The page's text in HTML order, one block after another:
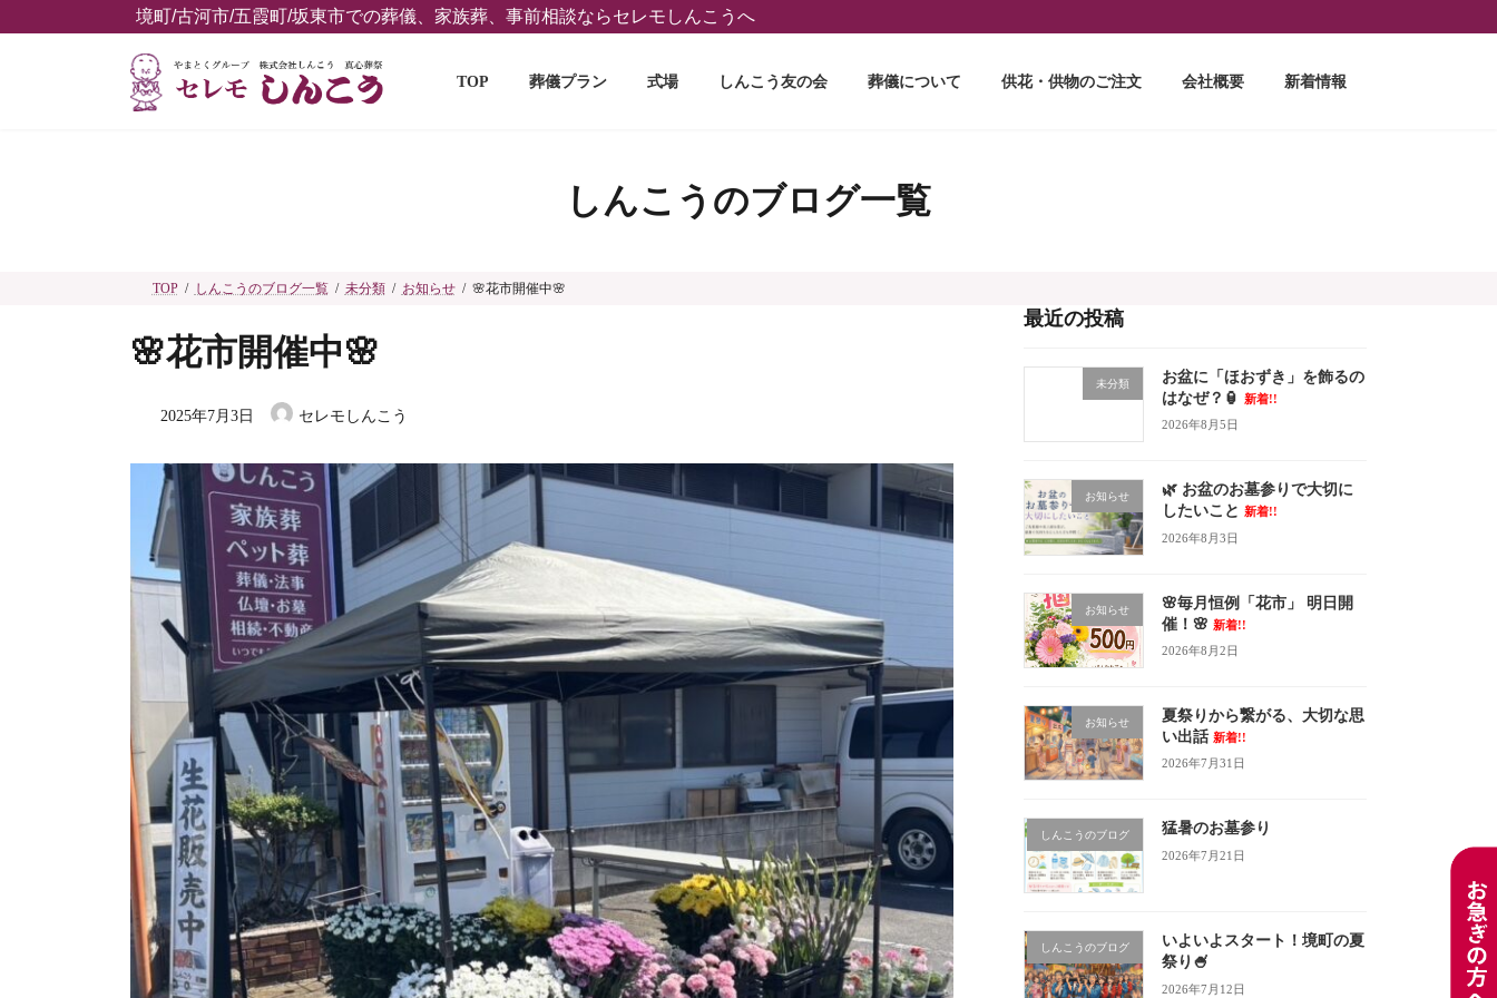
ン
ビ
境町/古河市/五霞町/坂東市での葬儀、家族葬、事前相談ならセレモしんこうへ
TOP 葬儀プラン 式場 しんこう友の会 葬儀について 供花・供物のご注文 会社概要 新着情報
しんこうのブログ一覧
TOP しんこうのブログ一覧 未分類 お知らせ 🌸花市開催中🌸
🌸花市開催中🌸
2025年7月3日 セレモしんこう
最近の投稿
未分類
お盆に「ほおずき」を飾るの
はなぜ？🏮
新着!!
2026年8月5日
お知らせ
🌿 お盆のお墓参りで大切に
したいこと 新着!!
2026年8月3日
お知らせ
🌸毎月恒例「花市」 明日開
催！🌸 新着!!
2026年8月2日
お知らせ
夏祭りから繋がる、大切な思
い出話 新着!!
2026年7月31日
しんこうのブログ 猛暑のお墓参り
2026年7月21日
しんこうのブログ
いよいよスタート！境町の夏
祭り🍧
2026年7月12日